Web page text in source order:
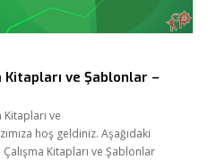
Kitapları ve Şablonlar –
Kitapları ve
hoş geldiniz. Aşağıdaki
Kitapları ve Şablonlar